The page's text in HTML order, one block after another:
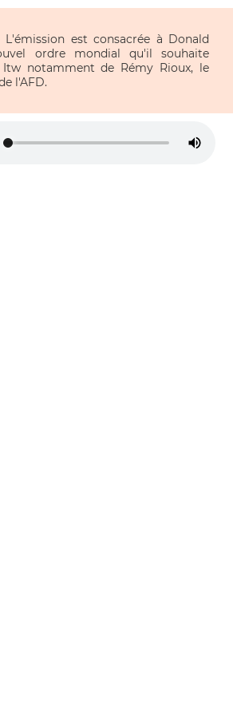
est consacrée à Donald
ordre mondial qu'il souhaite
notamment de Rémy Rioux, le
l'AFD.